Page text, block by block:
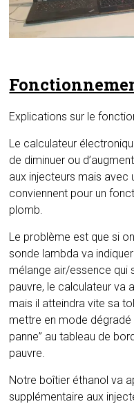
Explications sur le
Le calculateur
de diminuer ou
aux injecteurs mais avec
conviennent pour un
plomb.
Le problème est que si
sonde lambda va
mélange air/essence qui
pauvre, le calculateur va
mais il atteindra vite sa
mettre en mode dégradé
panne” au tableau de
pauvre.
Notre boîtier éthanol va
supplémentaire aux